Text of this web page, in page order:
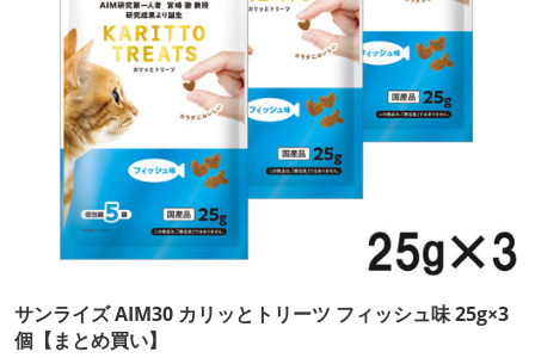
サンライズ AIM30 カリッとトリーツ フィッシュ味 25g×3
個【まとめ買い】